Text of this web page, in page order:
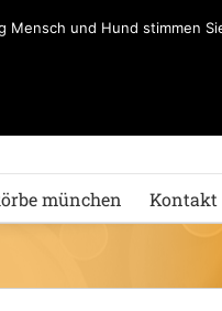
münchen Kontakt
und Hund stimmen